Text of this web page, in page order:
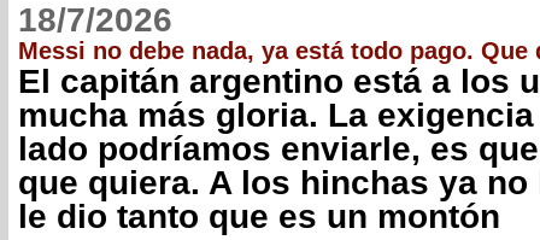
18/7/2026
Messi no debe nada, ya está todo pago. Que
El capitán argentino está a los
mucha más gloria. La
lado podríamos enviarle, es
que quiera. A los hinchas ya no
le dio tanto que es un montón